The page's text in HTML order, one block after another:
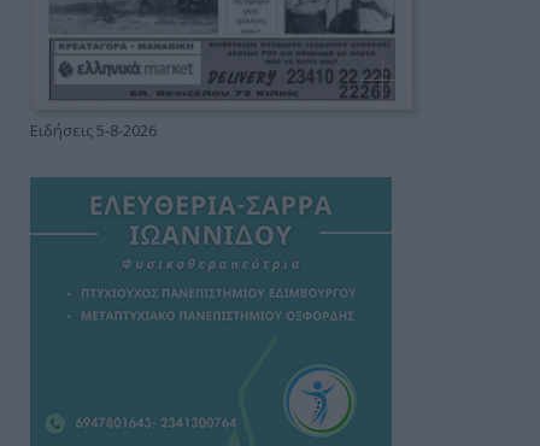
Ειδήσεις 5-8-2026